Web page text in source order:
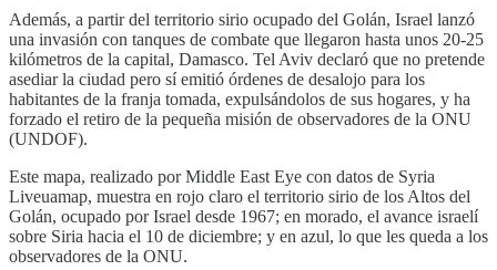
Además, a partir del territorio sirio ocupado del Golán, Israel lanzó
una invasión con tanques de combate que llegaron hasta unos 20-25
kilómetros de la capital, Damasco. Tel Aviv declaró que no pretende
asediar la ciudad pero sí emitió órdenes de desalojo para los
habitantes de la franja tomada, expulsándolos de sus hogares, y ha
forzado el retiro de la pequeña misión de observadores de la ONU
(UNDOF).
Este mapa, realizado por Middle East Eye con datos de Syria
Liveuamap, muestra en rojo claro el territorio sirio de los Altos del
Golán, ocupado por Israel desde 1967; en morado, el avance israelí
sobre Siria hacia el 10 de diciembre; y en azul, lo que les queda a los
observadores de la ONU.